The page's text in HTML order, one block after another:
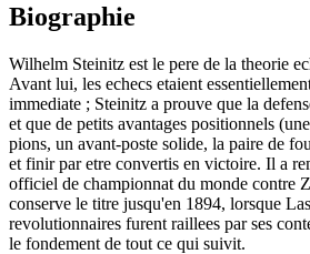
Biographie
Wilhelm Steinitz est le pere de la theorie
Avant lui, les echecs etaient
immediate ; Steinitz a prouve que la
et que de petits avantages positionnels
pions, un avant-poste solide, la paire de
et finir par etre convertis en victoire. Il a
officiel de championnat du monde contre
conserve le titre jusqu'en 1894, lorsque
revolutionnaires furent raillees par ses
le fondement de tout ce qui suivit.